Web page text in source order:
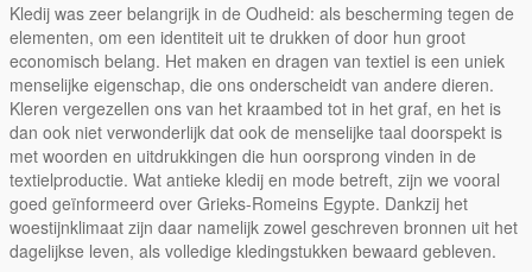
Kledij was zeer belangrijk in de Oudheid: als bescherming tegen de
elementen, om een identiteit uit te drukken of door hun groot
economisch belang. Het maken en dragen van textiel is een uniek
menselijke eigenschap, die ons onderscheidt van andere dieren.
Kleren vergezellen ons van het kraambed tot in het graf, en het is
dan ook niet verwonderlijk dat ook de menselijke taal doorspekt is
met woorden en uitdrukkingen die hun oorsprong vinden in de
textielproductie. Wat antieke kledij en mode betreft, zijn we vooral
goed geïnformeerd over Grieks-Romeins Egypte. Dankzij het
woestijnklimaat zijn daar namelijk zowel geschreven bronnen uit het
dagelijkse leven, als volledige kledingstukken bewaard gebleven.